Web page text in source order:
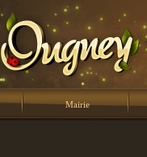
Mairie